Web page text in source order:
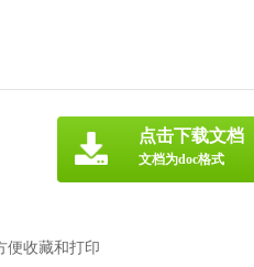
便收藏和打印
点击下载文档
文档为doc格式